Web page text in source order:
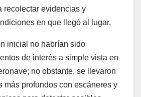
recolectar evidencias y
en que llegó al lugar.
inicial no habrían sido
de interés a simple vista en
no obstante, se llevaron
más profundos con escáneres y